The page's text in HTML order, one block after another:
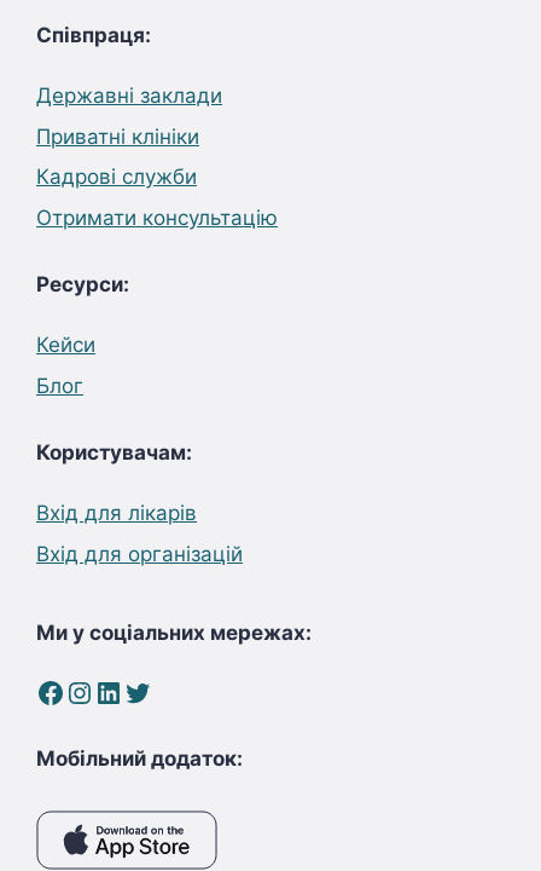
Співпраця:
Державні заклади
Приватні клініки
Кадрові служби
Отримати консультацію
Ресурси:
Кейси
Блог
Користувачам:
Вхід для лікарів
Вхід для організацій
Ми у соціальних мережах:
Facebook
Instagram
LinkedIn
Twitter
Мобільний додаток: